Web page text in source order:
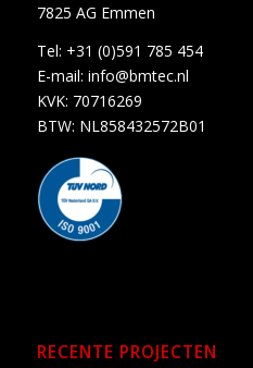
7825 AG Emmen
Tel: +31 (0)591 785 454
E-mail: info@bmtec.nl
KVK: 70716269
BTW: NL858432572B01
RECENTE PROJECTEN